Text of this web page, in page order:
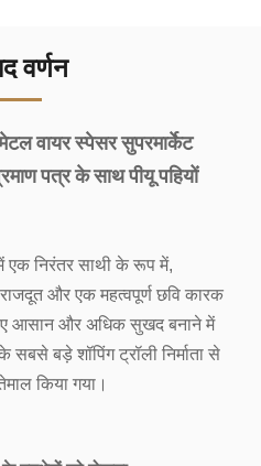
वर्णन
वायर स्पेसर सुपरमार्केट
पत्र के साथ पीयू पहियों
निरंतर साथी के रूप में,
और एक महत्वपूर्ण छवि कारक
आसान और अधिक सुखद बनाने में
बड़े शॉपिंग ट्रॉली निर्माता से
किया गया।